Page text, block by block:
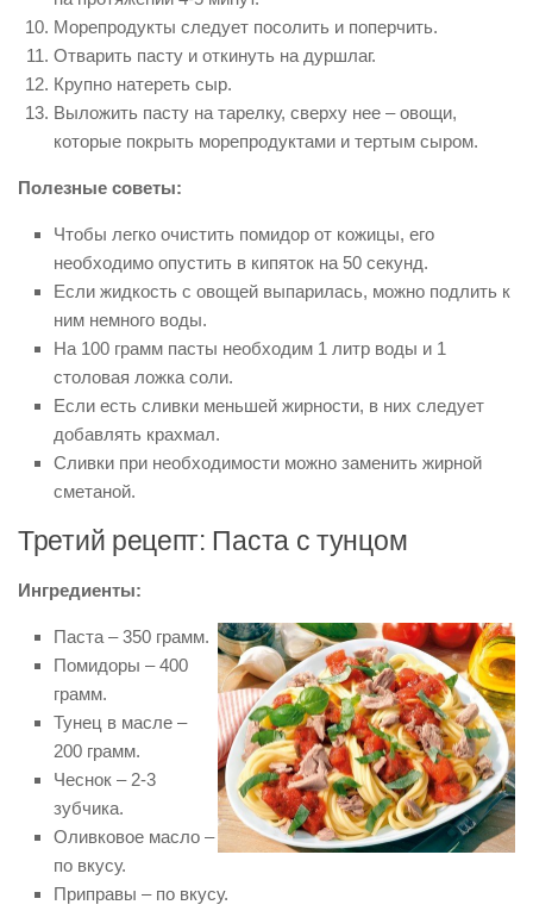
Морепродукты следует посолить и поперчить.
Отварить пасту и откинуть на дуршлаг.
Крупно натереть сыр.
Выложить пасту на тарелку, сверху нее – овощи,
которые покрыть морепродуктами и тертым сыром.
Полезные советы:
Чтобы легко очистить помидор от кожицы, его
необходимо опустить в кипяток на 50 секунд.
Если жидкость с овощей выпарилась, можно подлить к
ним немного воды.
На 100 грамм пасты необходим 1 литр воды и 1
столовая ложка соли.
Если есть сливки меньшей жирности, в них следует
добавлять крахмал.
Сливки при необходимости можно заменить жирной
сметаной.
Третий рецепт: Паста с тунцом
Ингредиенты:
Паста – 350 грамм.
Помидоры – 400
грамм.
Тунец в масле –
200 грамм.
Чеснок – 2-3
зубчика.
Оливковое масло –
по вкусу.
Приправы – по вкусу.